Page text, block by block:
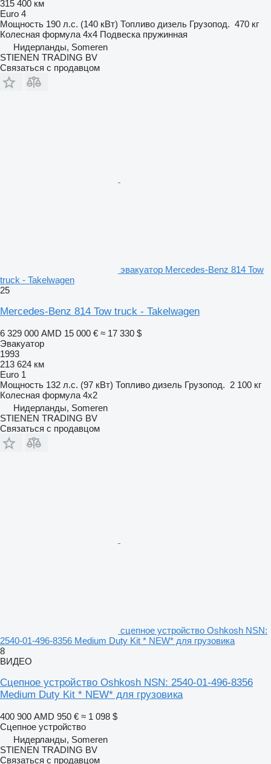
315 400 км
Euro 4
Мощность 190 л.с. (140 кВт) Топливо дизель Грузопод. 470 кг
Колесная формула 4x4 Подвеска пружинная
Нидерланды, Someren
STIENEN TRADING BV
Связаться с продавцом
эвакуатор Mercedes-Benz 814 Tow
truck - Takelwagen
25
Mercedes-Benz 814 Tow truck - Takelwagen
6 329 000 AMD 15 000 € ≈ 17 330 $
Эвакуатор
1993
213 624 км
Euro 1
Мощность 132 л.с. (97 кВт) Топливо дизель Грузопод. 2 100 кг
Колесная формула 4x2
Нидерланды, Someren
STIENEN TRADING BV
Связаться с продавцом
сцепное устройство Oshkosh NSN:
2540-01-496-8356 Medium Duty Kit * NEW* для грузовика
8
ВИДЕО
Сцепное устройство Oshkosh NSN: 2540-01-496-8356
Medium Duty Kit * NEW* для грузовика
400 900 AMD 950 € ≈ 1 098 $
Сцепное устройство
Нидерланды, Someren
STIENEN TRADING BV
Связаться с продавцом